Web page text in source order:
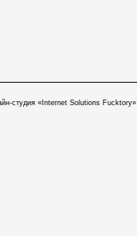
студия «Internet Solutions Fucktory»